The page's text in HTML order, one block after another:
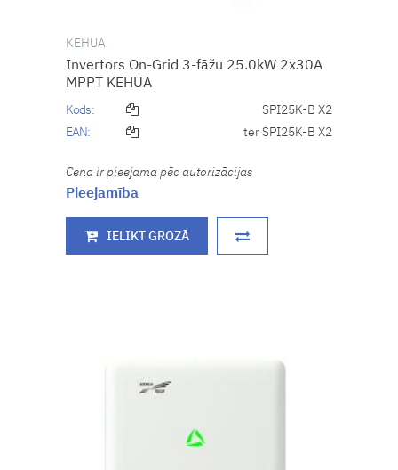
KEHUA
Invertors On-Grid 3-fāžu 25.0kW 2x30A
MPPT KEHUA
Kods:
SPI25K-B X2
EAN:
ter SPI25K-B X2
Cena ir pieejama pēc autorizācijas
Pieejamība
IELIKT GROZĀ